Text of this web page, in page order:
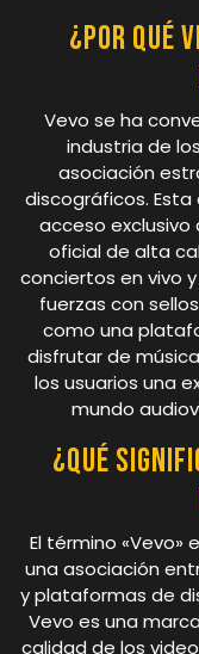
¿Por qué
Vevo se ha
industria de
asociación
discográficos.
acceso
oficial de alta
conciertos en vivo
fuerzas con
como una
disfrutar de
los usuarios una
mundo
¿Qué
El término «Vevo»
una asociación
y plataformas de
Vevo es una
calidad de los